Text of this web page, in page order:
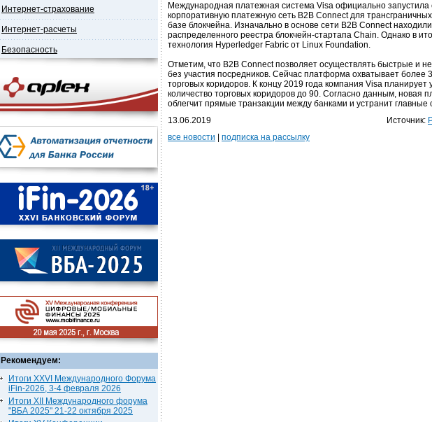
Интернет-страхование
Интернет-расчеты
Безопасность
Рекомендуем:
Итоги XXVI Международного Форума
iFin-2026, 3-4 февраля 2026
Итоги XII Международного форума
"ВБА 2025" 21-22 октября 2025
Международная платежная система Visa официально запустила
корпоративную платежную сеть B2B Connect для
базе блокчейна. Изначально в основе сети B2B Connect
распределенного реестра блокчейн-стартапа Chain. Однако в
технология Hyperledger Fabric от Linux Foundation.
Отметим, что B2B Connect позволяет осуществлять быстрые и
без участия посредников. Сейчас платформа охватывает более
торговых коридоров. К концу 2019 года компания Visa планирует
количество торговых коридоров до 90. Согласно данным, новая
облегчит прямые транзакции между банками и устранит главные
13.06.2019
Источник:
все новости
подписка на рассылку